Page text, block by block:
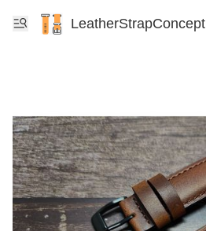
LeatherStrapConcept